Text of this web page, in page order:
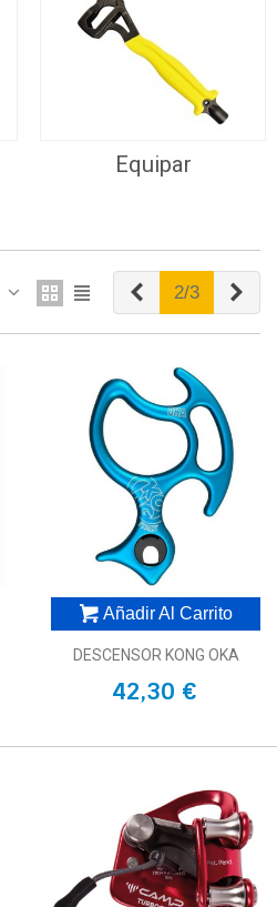
Equipar
Anterior
2/3
Añadir Al Carrito
DESCENSOR KONG OKA
42,30 €